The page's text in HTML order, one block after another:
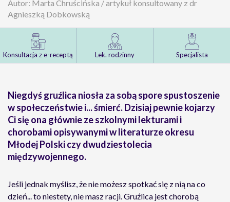
Autor: Marta Chruścińska / artykuł konsultowany z dr
Agnieszką Dobkowską
Konsultacja z e-receptą Lek. rodzinny Specjalista
Niegdyś gruźlica niosła za sobą spore spustoszenie
w społeczeństwie i... śmierć. Dzisiaj pewnie kojarzy
Ci się ona głównie ze szkolnymi lekturami i
chorobami opisywanymi w literaturze okresu
Młodej Polski czy dwudziestolecia
międzywojennego.
Jeśli jednak myślisz, że nie możesz spotkać się z nią na co
dzień... to niestety, nie masz racji. Gruźlica jest chorobą